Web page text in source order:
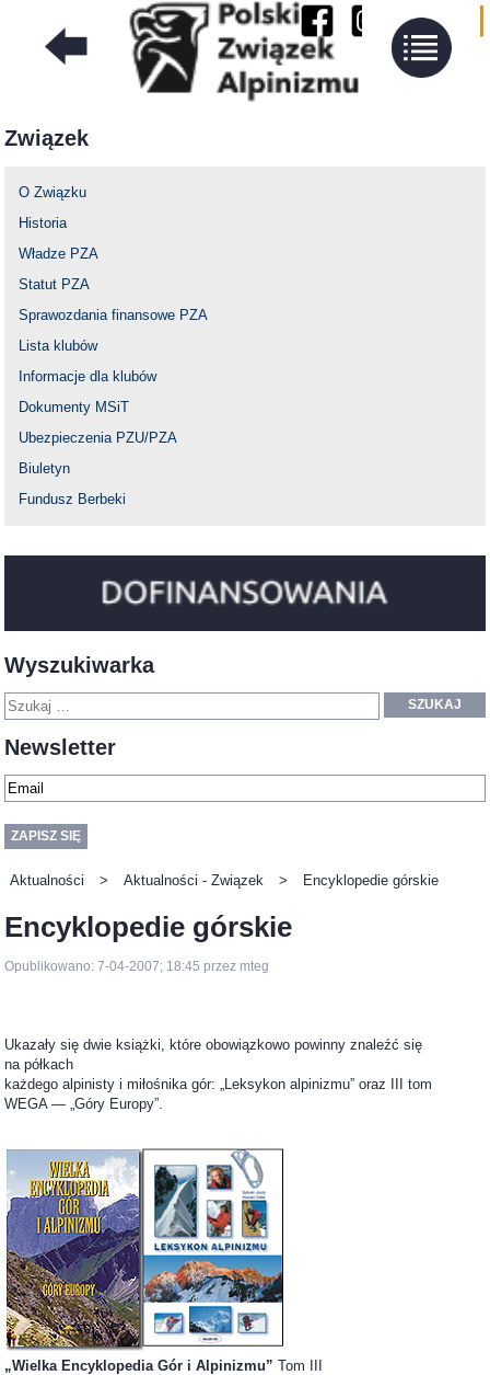
Związek
O Związku
Historia
Władze PZA
Statut PZA
Sprawozdania finansowe PZA
Lista klubów
Informacje dla klubów
Dokumenty MSiT
Ubezpieczenia PZU/PZA
Biuletyn
Fundusz Berbeki
Wyszukiwarka
SZUKAJ
Newsletter
Aktualności > Aktualności - Związek > Encyklopedie górskie
Encyklopedie górskie
Opublikowano: 7-04-2007; 18:45 przez mteg
Ukazały się dwie książki, które obowiązkowo powinny znaleźć się
na półkach
każdego alpinisty i miłośnika gór: „Leksykon alpinizmu” oraz III tom
WEGA — „Góry Europy”.
„Wielka Encyklopedia Gór i Alpinizmu” Tom III